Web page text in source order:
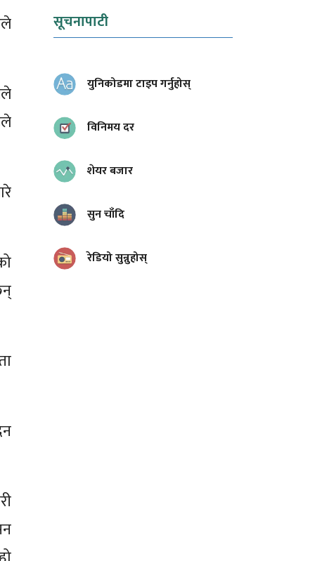
सूचनापाटी
युनिकोडमा टाइप गर्नुहोस्
विनिमय दर
शेयर बजार
सुन चाँदि
रेडियो सुन्नुहोस्